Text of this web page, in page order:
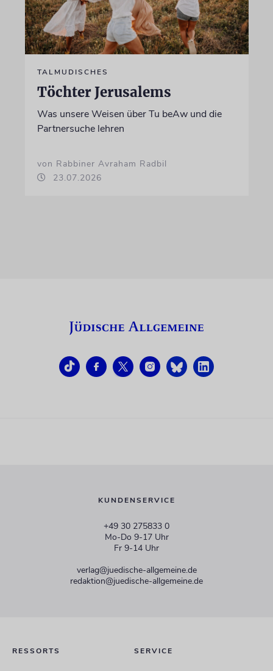
TALMUDISCHES
Töchter Jerusalems
Was unsere Weisen über Tu beAw und die
Partnersuche lehren
von Rabbiner Avraham Radbil
23.07.2026
KUNDENSERVICE
+49 30 275833 0
Mo-Do 9-17 Uhr
Fr 9-14 Uhr
verlag@juedische-allgemeine.de
redaktion@juedische-allgemeine.de
RESSORTS SERVICE